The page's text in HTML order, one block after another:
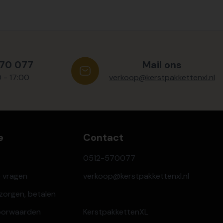
077
- 17:00
Mail ons
verkoop@kerstpakkettenxl.nl
vragen
betalen
Contact
0512-570077
verkoop@kerstpakkettenxl.nl
KerstpakkettenXL